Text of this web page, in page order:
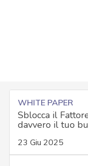
WHITE PAPER
Sblocca il
davvero il tuo
23 Giu 2025